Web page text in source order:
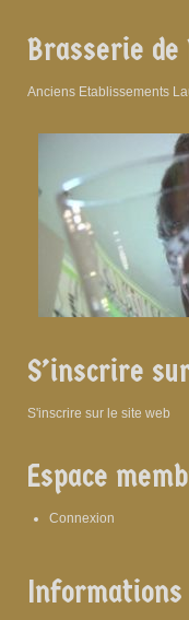
Brasserie de
Anciens Etablissements
S’inscrire
S'inscrire sur le site web
Espace
Connexion
Informations